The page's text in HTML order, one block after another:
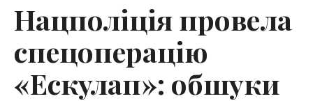
Нацполіція провела
спецоперацію
«Ескулап»: обшуки